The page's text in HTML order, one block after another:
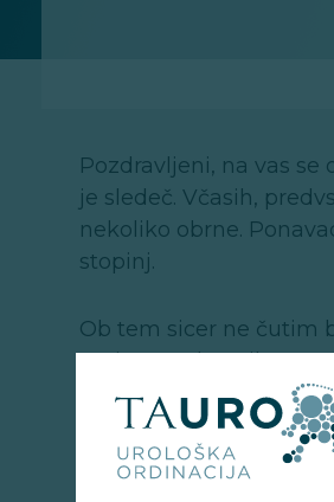
Pozdravljeni, na vas
je sledeč. Včasih,
nekoliko obrne.
stopinj.
Ob tem sicer ne čutim
svojemu zdravniku.
desnim.